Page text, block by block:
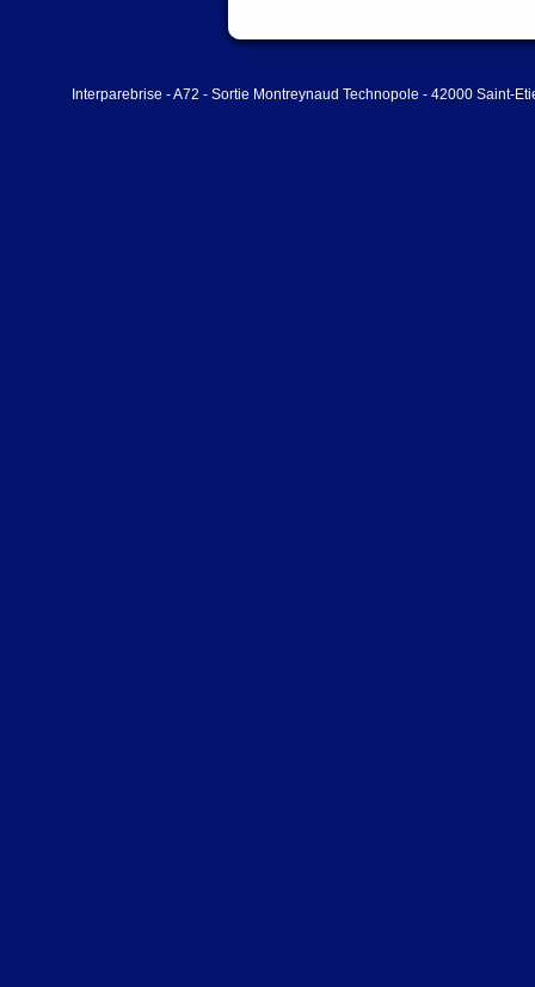
Interparebrise - A72 - Sortie Montreynaud Technopole - 42000 Saint-